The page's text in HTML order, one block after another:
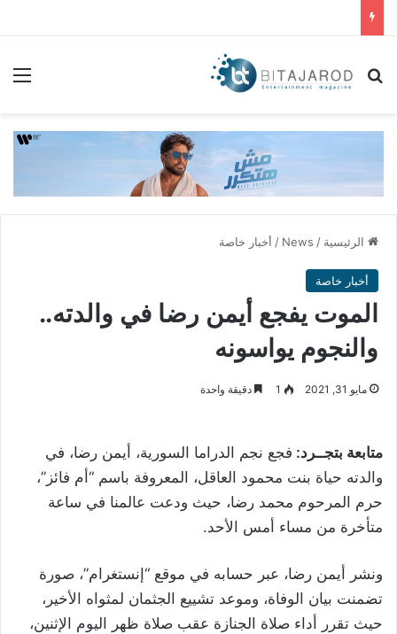
بحث عن
الرئيسية /
News
/ أخبار خاصة
أخبار خاصة
الموت يفجع أيمن رضا في والدته..
والنجوم يواسونه
مايو 31, 2021 1 دقيقة واحدة
متابعة بتجــرد: فجع نجم الدراما السورية، أيمن رضا، في
والدته حياة بنت محمود العاقل، المعروفة باسم “أم فائز”،
حرم المرحوم محمد رضا، حيث ودعت عالمنا في ساعة
متأخرة من مساء أمس الأحد.
ونشر أيمن رضا، عبر حسابه في موقع “إنستغرام”، صورة
تضمنت بيان الوفاة، وموعد تشييع الجثمان لمثواه الأخير،
حيث تقرر أداء صلاة الجنازة عقب صلاة ظهر اليوم الإثنين،